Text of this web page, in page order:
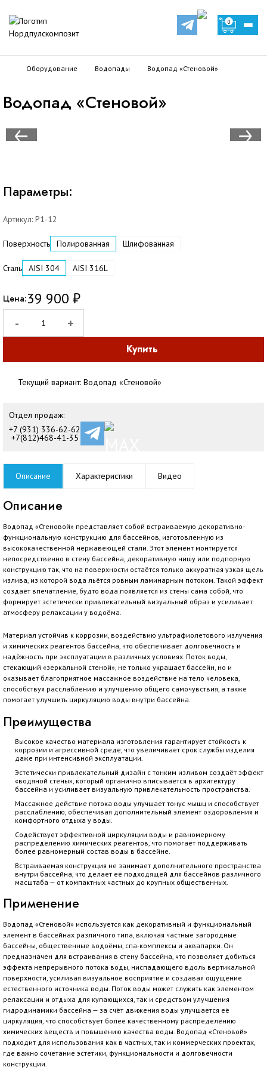
0
Оборудование Водопады Водопад «Стеновой»
Водопад «Стеновой»
Параметры:
Артикул: Р1-12
Поверхность Полированная Шлифованная
Сталь AISI 304 AISI 316L
Цена:39 900 ₽
- +
Купить
Текущий вариант: Водопад «Стеновой»
Отдел продаж:
+7 (931) 336-62-62
+7(812)468-41-35
Описание Характеристики Видео
Описание
Водопад «Стеновой» представляет собой встраиваемую декоративно-
функциональную конструкцию для бассейнов, изготовленную из
высококачественной нержавеющей стали. Этот элемент монтируется
непосредственно в стену бассейна, декоративную нишу или подпорную
конструкцию так, что на поверхности остаётся только аккуратная узкая щель
излива, из которой вода льётся ровным ламинарным потоком. Такой эффект
создаёт впечатление, будто вода появляется из стены сама собой, что
формирует эстетически привлекательный визуальный образ и усиливает
атмосферу релаксации у водоёма.
Материал устойчив к коррозии, воздействию ультрафиолетового излучения
и химических реагентов бассейна, что обеспечивает долговечность и
надёжность при эксплуатации в различных условиях. Поток воды,
стекающий «зеркальной стеной», не только украшает бассейн, но и
оказывает благоприятное массажное воздействие на тело человека,
способствуя расслаблению и улучшению общего самочувствия, а также
помогает улучшить циркуляцию воды внутри бассейна.
Преимущества
Высокое качество материала изготовления гарантирует стойкость к
коррозии и агрессивной среде, что увеличивает срок службы изделия
даже при интенсивной эксплуатации.
Эстетически привлекательный дизайн с тонким изливом создаёт эффект
«водяной стены», который органично вписывается в архитектуру
бассейна и усиливает визуальную привлекательность пространства.
Массажное действие потока воды улучшает тонус мышц и способствует
расслаблению, обеспечивая дополнительный элемент оздоровления и
комфортного отдыха у воды.
Содействует эффективной циркуляции воды и равномерному
распределению химических реагентов, что помогает поддерживать
более равномерный состав воды в бассейне.
Встраиваемая конструкция не занимает дополнительного пространства
внутри бассейна, что делает её подходящей для бассейнов различного
масштаба — от компактных частных до крупных общественных.
Применение
Водопад «Стеновой» используется как декоративный и функциональный
элемент в бассейнах различного типа, включая частные загородные
бассейны, общественные водоёмы, спа-комплексы и аквапарки. Он
предназначен для встраивания в стену бассейна, что позволяет добиться
эффекта непрерывного потока воды, ниспадающего вдоль вертикальной
поверхности, усиливая визуальное восприятие и создавая ощущение
естественного источника воды. Поток воды может служить как элементом
релаксации и отдыха для купающихся, так и средством улучшения
гидродинамики бассейна — за счёт движения воды улучшается её
циркуляция, что способствует более качественному распределению
химических веществ и повышению качества воды. Водопад «Стеновой»
подходит для использования как в частных, так и коммерческих проектах,
где важно сочетание эстетики, функциональности и долговечности
конструкции.